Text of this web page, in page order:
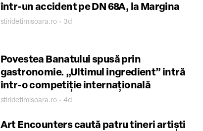
într-un accident pe DN 68A, la Margina
stiridetimisoara.ro • 3d
Povestea Banatului spusă prin
gastronomie. „Ultimul ingredient” intră
într-o competiție internațională
stiridetimisoara.ro • 4d
Art Encounters caută patru tineri artiști